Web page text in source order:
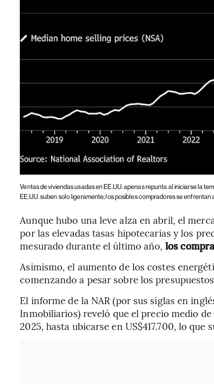
Ventas de viviendas usadas en EE.UU. apenas repunta al iniciarse la
EE.UU. suben solo ligeramente; los posibles compradores se enfrentan
Aunque hubo una leve alza en abril, el
por las elevadas tasas hipotecarias y los
mesurado durante el último año, los
Asimismo, el aumento de los costes
comenzando a pesar sobre los
El informe de la NAR (por sus siglas en
Inmobiliarios) reveló que el precio medio
2025, hasta ubicarse en US$417.700, lo